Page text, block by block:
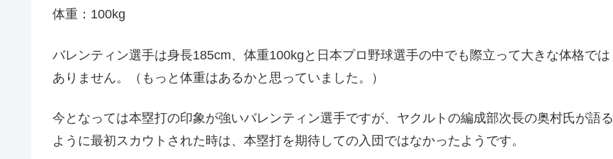
体重：100kg
バレンティン選手は身長185cm、体重100kgと日本プロ野球選手の中でも際立って大きな体格では
ありません。（もっと体重はあるかと思っていました。）
今となっては本塁打の印象が強いバレンティン選手ですが、ヤクルトの編成部次長の奥村氏が語る
ように最初スカウトされた時は、本塁打を期待しての入団ではなかったようです。